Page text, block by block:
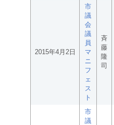
2015年4月2日
市
議
会
議
員
マ
ニ
フ
ェ
ス
ト
斉
藤
隆
司
市
議